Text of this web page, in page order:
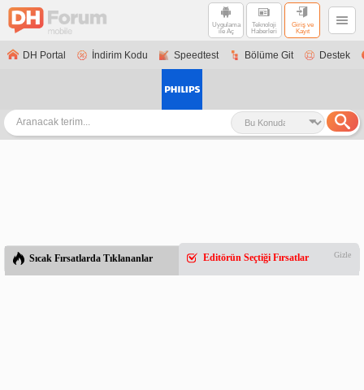
Uygulama
ile Aç
Teknoloji
Haberleri
Giriş ve
Kayıt
DH Portal İndirim Kodu Speedtest Bölüme Git Destek
Sıcak Fırsatlarda Tıklananlar Editörün Seçtiği Fırsatlar Gizle